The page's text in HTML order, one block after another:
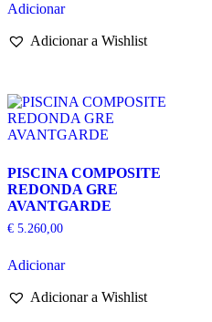
Adicionar
Adicionar a Wishlist
PISCINA COMPOSITE
REDONDA GRE
AVANTGARDE
€ 5.260,00
Adicionar
Adicionar a Wishlist